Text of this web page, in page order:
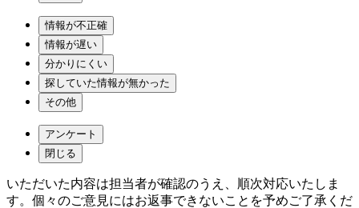
情報が不正確
情報が遅い
分かりにくい
探していた情報が無かった
その他
アンケート
閉じる
いただいた内容は担当者が確認のうえ、順次対応いたしま
す。個々のご意見にはお返事できないことを予めご了承くだ